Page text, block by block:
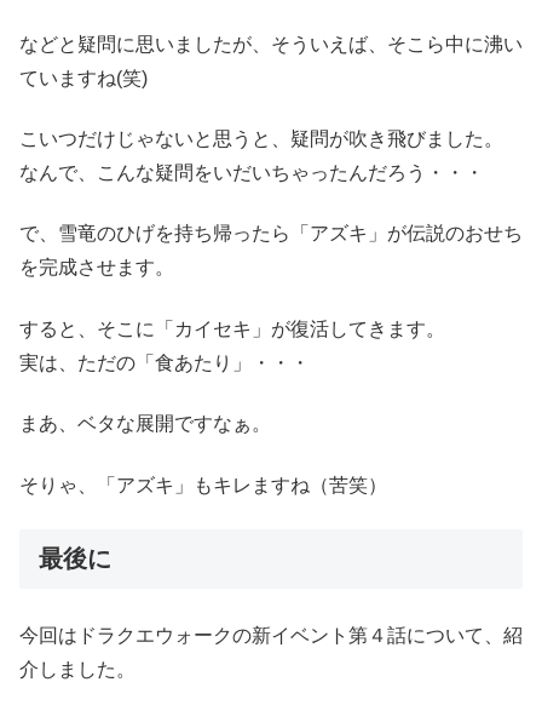
などと疑問に思いましたが、そういえば、そこら中に沸い
ていますね(笑)
こいつだけじゃないと思うと、疑問が吹き飛びました。
なんで、こんな疑問をいだいちゃったんだろう・・・
で、雪竜のひげを持ち帰ったら「アズキ」が伝説のおせち
を完成させます。
すると、そこに「カイセキ」が復活してきます。
実は、ただの「食あたり」・・・
まあ、ベタな展開ですなぁ。
そりゃ、「アズキ」もキレますね（苦笑）
最後に
今回はドラクエウォークの新イベント第４話について、紹
介しました。